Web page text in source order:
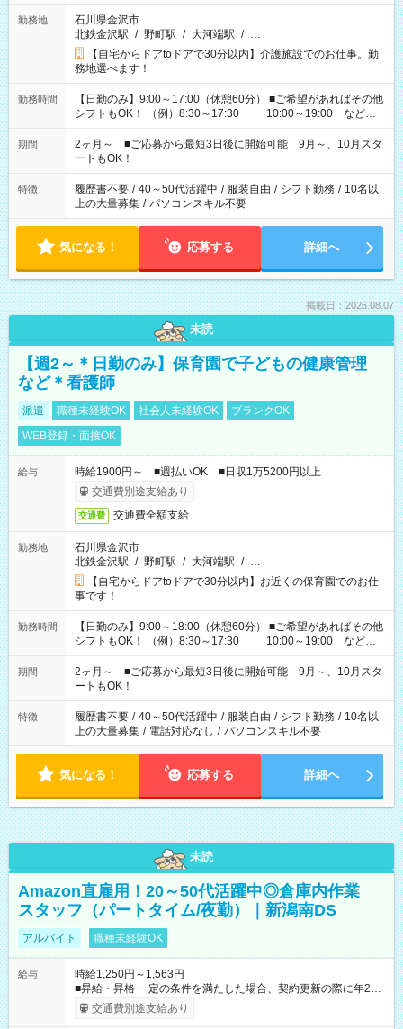
勤務地
石川県金沢市
北鉄金沢駅 / 野町駅 / 大河端駅 / …
【自宅からドアtoドアで30分以内】介護施設でのお仕事。勤
務地選べます！
勤務時間
【日勤のみ】9:00～17:00（休憩60分） ■ご希望があればその他
シフトもOK！ （例）8:30～17:30 10:00～19:00 など
「家族とお休みを合わせたい」 「できれば残業はしたくない」
など、あなたのご希望に沿ったお仕事をご紹介します！ ※Wワ
ーク希望の方へ 今ご覧のお仕事で希望する勤務時間と、もう1つ
のお仕事の勤務時間。 合計で週40時間を超える場合は応募でき
ません
期間
2ヶ月～ ■ご応募から最短3日後に開始可能 9月～、10月スタ
ートもOK！
特徴 履歴書不要 / 40～50代活躍中 / 服装自由 / シフト勤務 / 10名以
上の大量募集 / パソコンスキル不要
気になる！ 応募する 詳細へ
掲載日：2026.08.07
未読
【週2～＊日勤のみ】保育園で子どもの健康管理
など＊看護師
派遣 職種未経験OK 社会人未経験OK
ブランクOK
WEB登録・面接OK
給与
時給1900円～ ■週払いOK ■日収1万5200円以上
交通費別途支給あり
交通費 交通費全額支給
勤務地
石川県金沢市
北鉄金沢駅 / 野町駅 / 大河端駅 / …
【自宅からドアtoドアで30分以内】お近くの保育園でのお仕
事です！
勤務時間
【日勤のみ】9:00～18:00（休憩60分） ■ご希望があればその他
シフトもOK！ （例）8:30～17:30 10:00～19:00 など
「家族とお休みを合わせたい」 「余裕を持って夕飯の準備がし
たい」 「できれば残業はしたくない」 など、ご希望があれば教
えてくださいね。 ※Wワーク希望の方へ 今ご覧のお仕事で希望
する勤務時間と、もう1つのお仕事の勤務時間。 合計で週40時
間を超える場合は応募できません
期間
2ヶ月～ ■ご応募から最短3日後に開始可能 9月～、10月スタ
ートもOK！
特徴 履歴書不要 / 40～50代活躍中 / 服装自由 / シフト勤務 / 10名以
上の大量募集 / 電話対応なし / パソコンスキル不要
気になる！ 応募する 詳細へ
未読
Amazon直雇用！20～50代活躍中◎倉庫内作業
スタッフ（パートタイム/夜勤）｜新潟南DS
アルバイト 職種未経験OK
給与
時給1,250円～1,563円
■昇給・昇格 一定の条件を満たした場合、契約更新の際に年2回
まで昇給の機会があります。 ■正社員登用制度あり ※月末締/翌
月25日支払い ※時間外手当、別途支給 ※深夜割増賃金 (22:00～
交通費別途支給あり